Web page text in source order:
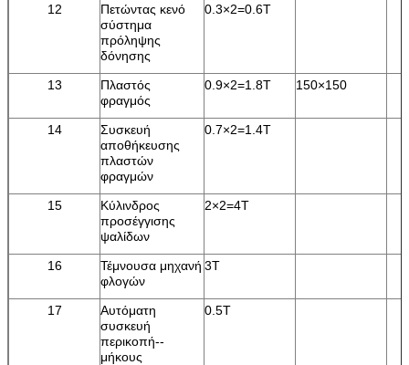
12
Πετώντας κενό
σύστημα
πρόληψης
δόνησης
0.3×2=0.6T
13
Πλαστός
φραγμός
0.9×2=1.8T 150×150
14
Συσκευή
αποθήκευσης
πλαστών
φραγμών
0.7×2=1.4T
15
Κύλινδρος
προσέγγισης
ψαλίδων
2×2=4T
16
Τέμνουσα μηχανή
φλογών
3T
17
Αυτόματη
συσκευή
περικοπή--
μήκους
0.5T